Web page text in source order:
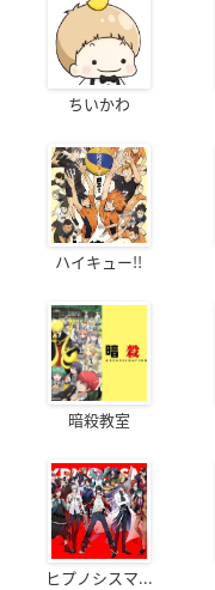
ちいかわ
ハイキュー!!
暗殺教室
ヒプノシスマ...